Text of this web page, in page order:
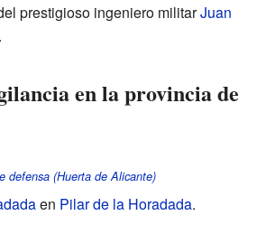
prestigioso ingeniero militarJuan
.
en la provincia de
defensa (Huerta de Alicante)
en Pilar de la Horadada.